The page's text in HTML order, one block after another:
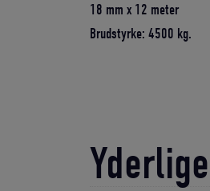
18 mm x 12 meter
Brudstyrke: 4500 kg.